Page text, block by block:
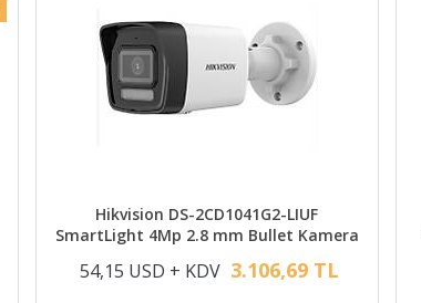
Hikvision DS-2CD1041G2-LIUF
SmartLight 4Mp 2.8 mm Bullet Kamera
54,15 USD + KDV 3.106,69 TL